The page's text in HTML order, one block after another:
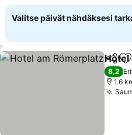
Valitse päivät nähdäksesi
Jaa
Hotel
8,2
1.6